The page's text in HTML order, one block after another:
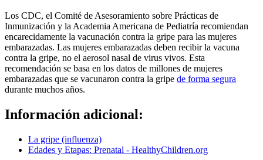
Los CDC, el Comité de Asesoramiento sobre Prácticas de
Inmunización y la Academia Americana de Pediatría recomiendan
encarecidamente la vacunación contra la gripe para las mujeres
embarazadas. Las mujeres embarazadas deben recibir la vacuna
contra la gripe, no el aerosol nasal de virus vivos. Esta
recomendación se basa en los datos de millones de mujeres
embarazadas que se vacunaron contra la gripe de forma segura
durante muchos años.
Información adicional:
La gripe (influenza)
Edades y Etapas: Prenatal - HealthyChildren.org